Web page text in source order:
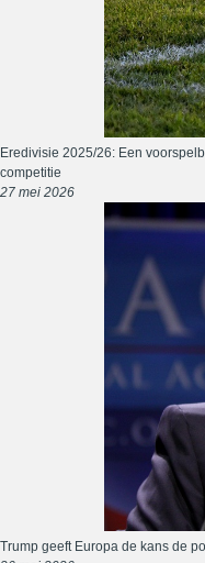
Eredivisie 2025/26: Een
competitie
27 mei 2026
Trump geeft Europa de kans de